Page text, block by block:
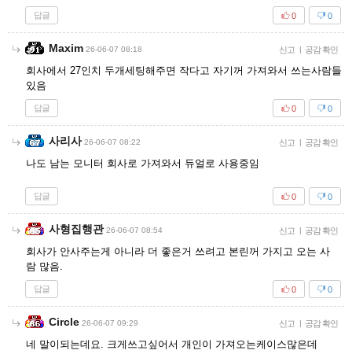
답글 0
0
Maxim 26-06-07 08:18 신고 | 공감 확인
회사에서 27인치 두개세팅해주면 작다고 자기꺼 가져와서 쓰는사람들
있음
답글 0
0
사리사 26-06-07 08:22 신고 | 공감 확인
나도 남는 모니터 회사로 가져와서 듀얼로 사용중임
답글 0
0
사형집행관 26-06-07 08:54 신고 | 공감 확인
회사가 안사주는게 아니라 더 좋은거 쓰려고 본린꺼 가지고 오는 사
람 많음.
답글 0
0
Circle 26-06-07 09:29 신고 | 공감 확인
네 말이되는데요. 크게쓰고싶어서 개인이 가져오는케이스많은데